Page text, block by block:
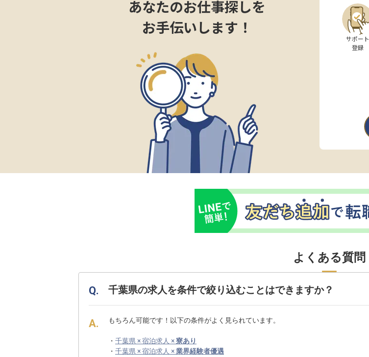
あなたのお仕事探しを
お手伝いします！
サポート
登録
よくある質問
千葉県の求人を条件で絞り込むことはできますか？
もちろん可能です！以下の条件がよく見られています。
・ 千葉県 × 宿泊求人 ×寮あり
・ 千葉県 × 宿泊求人 ×業界経験者優遇